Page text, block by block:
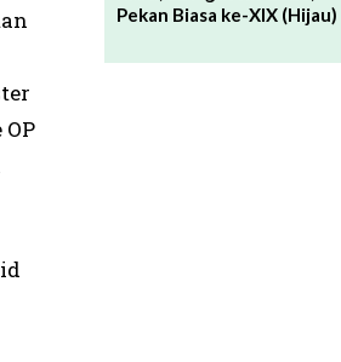
Pekan Biasa ke-XIX (Hijau)